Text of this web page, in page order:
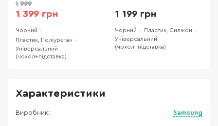
(EF-BX230PBEGWW)
1 999
1 399 грн
Чорний
Пластик, Поліуретан
Універсальний
(чохол+підставка)
1 199 грн
Чорний
Пластик, Силікон
Універсальний
(чохол+підставка)
Характеристики
Виробник: Samsung